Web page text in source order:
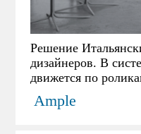
Решение
дизайнеров. В
движется по
стене, что дает
интересный
Ample